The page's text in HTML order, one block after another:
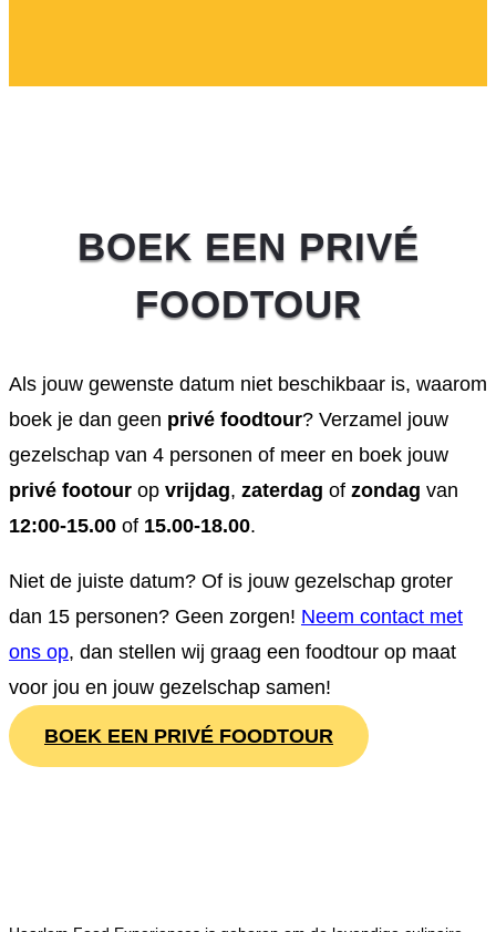
BOEK EEN PRIVÉ
FOODTOUR
Als jouw gewenste datum niet beschikbaar is, waarom
boek je dan geen privé foodtour? Verzamel jouw
gezelschap van 4 personen of meer en boek jouw
privé footour op vrijdag, zaterdag of zondag van
12:00-15.00 of 15.00-18.00.
Niet de juiste datum? Of is jouw gezelschap groter
dan 15 personen? Geen zorgen! Neem contact met
ons op, dan stellen wij graag een foodtour op maat
voor jou en jouw gezelschap samen!
BOEK EEN PRIVÉ FOODTOUR